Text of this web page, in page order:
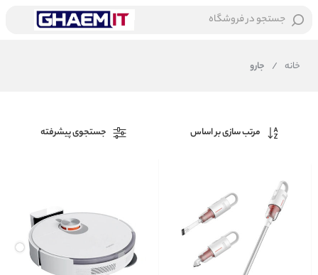
جستجو در فروشگاه
خانه / جارو
مرتب سازی بر اساس جستجوی پیشرفته